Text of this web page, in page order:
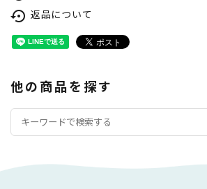
settings_backup_restore 返品について
他の商品を探す